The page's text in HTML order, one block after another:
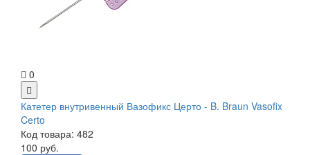
0
Катетер внутривенный Вазофикс Церто - B. Braun Vasofix
Certo
Код товара: 482
100 руб.